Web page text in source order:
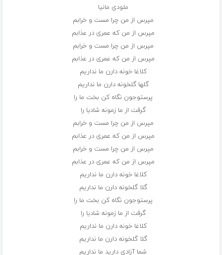
ملودی مانیا
مپرس از من چرا مست و خرابم
مپرس از من كه عمری در عذابم
مپرس از من چرا مست و خرابم
مپرس از من كه عمری در عذابم
كلاغا خونه دارن ما نداریم
گلها گلخونه دارن ما نداریم
پرستوجون نگاه كن بخت ما را
گرفت از ما زمونه شادیا را
مپرس از من چرا مست و خرابم
مپرس از من كه عمری در عذابم
مپرس از من چرا مست و خرابم
مپرس از من كه عمری در عذابم
كلاغا خونه دارن ما نداریم
گلا گلخونه دارن ما نداریم
پرستوجون نگاه كن بخت ما را
گرفت از ما زمونه شادیا را
كلاغا خونه دارن ما نداریم
گلا گلخونه دارن ما نداریم
شما آزادی دارید ما نداریم